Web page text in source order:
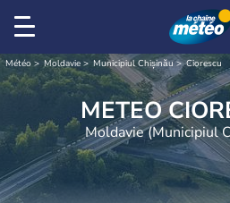
Météo Moldavie Municipiul Chișinău Ciorescu
METEO
Moldavie (Municipiul